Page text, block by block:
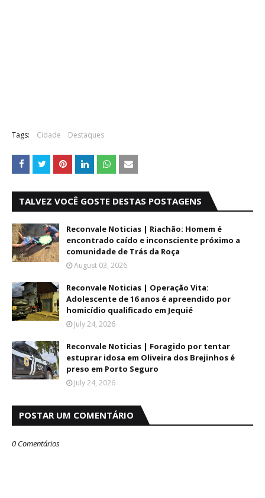
Tags: Cidade Destaques
TALVEZ VOCÊ GOSTE DESTAS POSTAGENS
Reconvale Noticias | Riachão: Homem é
encontrado caído e inconsciente próximo a
comunidade de Trás da Roça
August 03, 2026
Reconvale Noticias | Operação Vita:
Adolescente de 16 anos é apreendido por
homicídio qualificado em Jequié
July 24, 2026
Reconvale Noticias | Foragido por tentar
estuprar idosa em Oliveira dos Brejinhos é
preso em Porto Seguro
July 24, 2026
POSTAR UM COMENTÁRIO
0 Comentários